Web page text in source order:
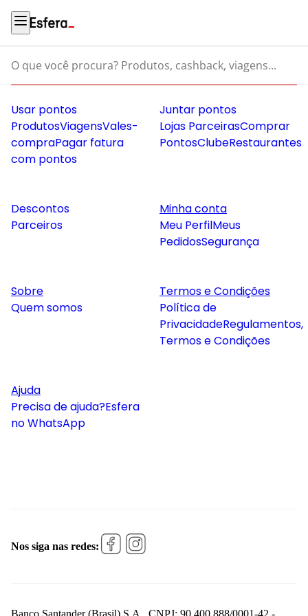
O que você procura? Produtos, cashback, viagens...
Usar pontos
ProdutosViagensVales-
compraPagar fatura
com pontos
Juntar pontos
Lojas ParceirasComprar
PontosClubeRestaurantes
Descontos
Parceiros
Minha conta
Meu PerfilMeus
PedidosSegurança
Sobre
Quem somos
Termos e Condições
Política de
PrivacidadeRegulamentos,
Termos e Condições
Ajuda
Precisa de ajuda?Esfera
no WhatsApp
Nos siga nas redes:
Banco Santander (Brasil) S.A., CNPJ: 90.400.888/0001-42 -